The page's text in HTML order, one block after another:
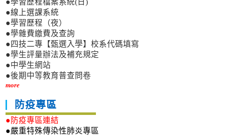
●學習歷程檔案系統(日)
●線上選課系統
●學習歷程（夜）
●學雜費繳費及查詢
●四技二專【甄選入學】校系代碼填寫
●學生評量辦法及補充規定
●中學生網站
●後期中等教育普查問卷
more
防疫專區
●防疫專區連結
●嚴重特殊傳染性肺炎專區